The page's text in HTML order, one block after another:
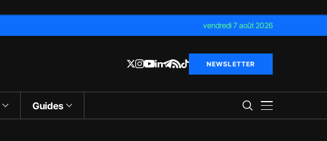
vendredi 7 août 2026
NEWSLETTER
Guides